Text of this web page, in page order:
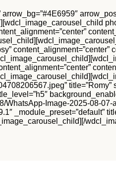
title=”Romy”
Image-2025-08-
_module_preset=”default”